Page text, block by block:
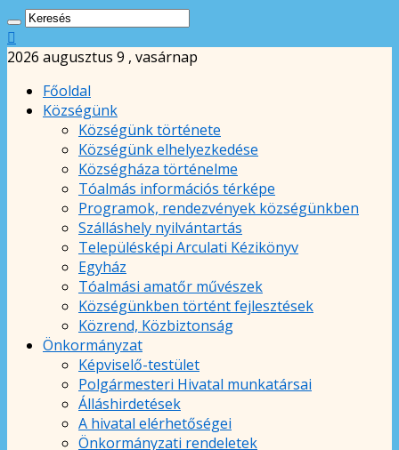
2026 augusztus 9 , vasárnap
Főoldal
Községünk
Községünk története
Községünk elhelyezkedése
Községháza történelme
Tóalmás információs térképe
Programok, rendezvények községünkben
Szálláshely nyilvántartás
Településképi Arculati Kézikönyv
Egyház
Tóalmási amatőr művészek
Községünkben történt fejlesztések
Közrend, Közbiztonság
Önkormányzat
Képviselő-testület
Polgármesteri Hivatal munkatársai
Álláshirdetések
A hivatal elérhetőségei
Önkormányzati rendeletek